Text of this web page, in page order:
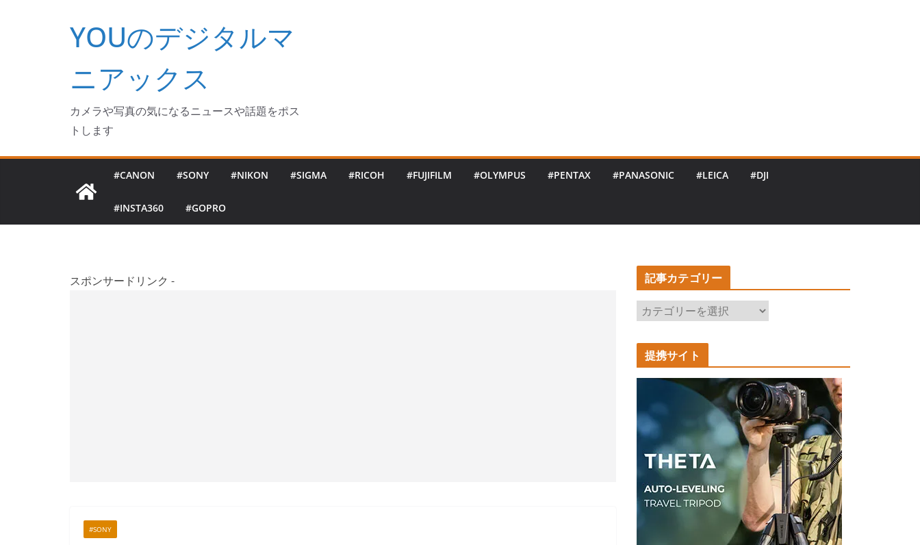
ッ
YOUのデジタルマ
ニアックス
カメラや写真の気になるニュースや話題をポス
トします
#CANON #SONY #NIKON #SIGMA #RICOH #FUJIFILM #OLYMPUS #PENTAX #PANASONIC #LEICA #DJI
#INSTA360 #GOPRO
スポンサードリンク -
#SONY
記事カテゴリー
記
事
カ
テ
ゴ
ー
提携サイト